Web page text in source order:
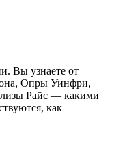
Вы узнаете от
Опры Уинфри,
Райс — какими
как